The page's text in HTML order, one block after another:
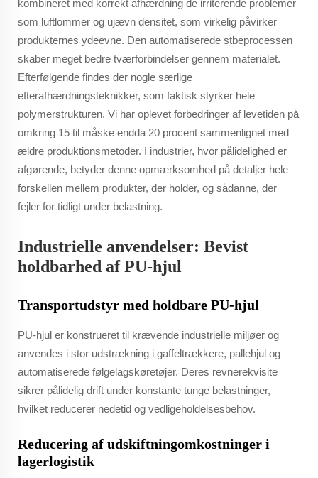
kombineret med korrekt afhærdning de irriterende problemer
som luftlommer og ujævn densitet, som virkelig påvirker
produkternes ydeevne. Den automatiserede stbeprocessen
skaber meget bedre tværforbindelser gennem materialet.
Efterfølgende findes der nogle særlige
efterafhærdningsteknikker, som faktisk styrker hele
polymerstrukturen. Vi har oplevet forbedringer af levetiden på
omkring 15 til måske endda 20 procent sammenlignet med
ældre produktionsmetoder. I industrier, hvor pålidelighed er
afgørende, betyder denne opmærksomhed på detaljer hele
forskellen mellem produkter, der holder, og sådanne, der
fejler for tidligt under belastning.
Industrielle anvendelser: Bevist
holdbarhed af PU-hjul
Transportudstyr med holdbare PU-hjul
PU-hjul er konstrueret til krævende industrielle miljøer og
anvendes i stor udstrækning i gaffeltrækkere, pallehjul og
automatiserede følgelagskøretøjer. Deres revnerekvisite
sikrer pålidelig drift under konstante tunge belastninger,
hvilket reducerer nedetid og vedligeholdelsesbehov.
Reducering af udskiftningomkostninger i
lagerlogistik